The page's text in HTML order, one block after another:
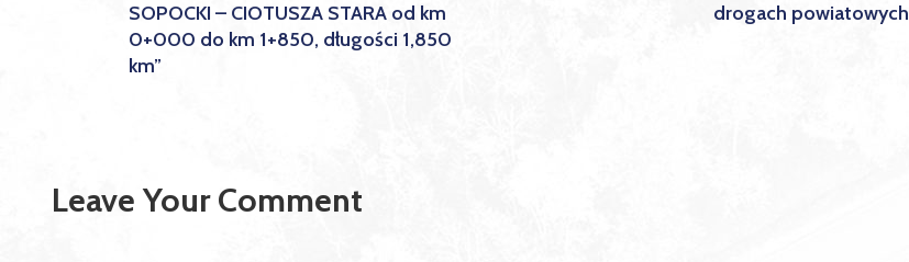
SOPOCKI – CIOTUSZA STARA od km
0+000 do km 1+850, długości 1,850
km”
drogach powiatowych
Leave Your Comment